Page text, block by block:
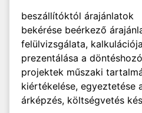
beszállítóktól árajánlatok
bekérése beérkező
felülvizsgálata,
prezentálása a
projektek műszaki
kiértékelése, egyeztetése
árképzés, költségvetés